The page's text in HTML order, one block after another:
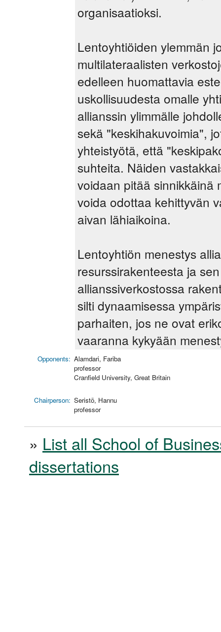
organisaatioksi.
Lentoyhtiöiden ylemmän
multilateraalisten
edelleen huomattavia
uskollisuudesta omalle
allianssin ylimmälle
sekä "keskihakuvoimia",
yhteistyötä, että
suhteita. Näiden
voidaan pitää sinnikkäinä
voida odottaa kehittyvän
aivan lähiaikoina.
Lentoyhtiön menestys
resurssirakenteesta ja
allianssiverkostossa
silti dynaamisessa
parhaiten, jos ne ovat
vaaranna kykyään
Opponents: Alamdari, Fariba
professor
Cranfield University, Great Britain
Chairperson: Seristö, Hannu
professor
» List all School of
dissertations